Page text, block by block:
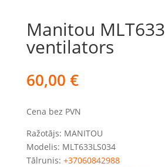
Manitou MLT633
ventilators
60,00 €
Cena bez PVN
Ražotājs: MANITOU
Modelis: MLT633LS034
Tālrunis: +37060842988